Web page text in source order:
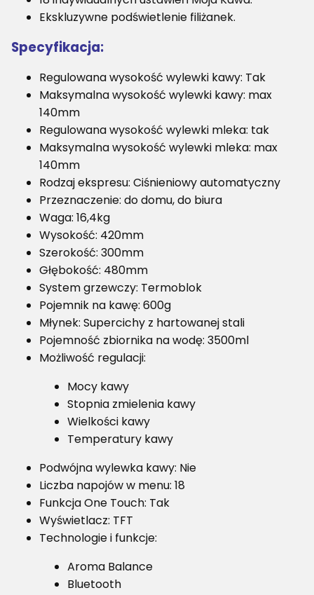
Ekskluzywne podświetlenie filiżanek.
Specyfikacja:
Regulowana wysokość wylewki kawy: Tak
Maksymalna wysokość wylewki kawy: max
140mm
Regulowana wysokość wylewki mleka: tak
Maksymalna wysokość wylewki mleka: max
140mm
Rodzaj ekspresu: Ciśnieniowy automatyczny
Przeznaczenie: do domu, do biura
Waga: 16,4kg
Wysokość: 420mm
Szerokość: 300mm
Głębokość: 480mm
System grzewczy: Termoblok
Pojemnik na kawę: 600g
Młynek: Supercichy z hartowanej stali
Pojemność zbiornika na wodę: 3500ml
Możliwość regulacji:
Mocy kawy
Stopnia zmielenia kawy
Wielkości kawy
Temperatury kawy
Podwójna wylewka kawy: Nie
Liczba napojów w menu: 18
Funkcja One Touch: Tak
Wyświetlacz: TFT
Technologie i funkcje:
Aroma Balance
Bluetooth